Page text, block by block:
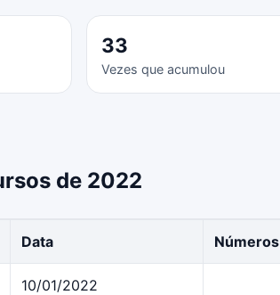
33
Vezes que acumulou
de 2022
Data Números
10/01/2022